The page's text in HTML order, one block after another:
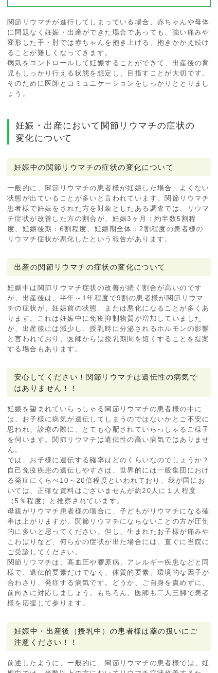
関節リウマチが進行してしまっている場合、赤ちゃんや母体
に問題なく妊娠・出産ができた場合であっても、強い痛みや
変形した手・肘では赤ちゃんを抱き上げる、抱きかかえ続け
ることが難しくなってきます。
病気をコントロールして妊娠することができて、出産後の育
児もしっかり行える状態を想定し、目指すことが大切です。
そのために医師とコミュニケーションをしっかりととりまし
ょう。
妊娠・出産において関節リウマチの症状の
変化について
妊娠中の関節リウマチの症状の変化について
一般的に、関節リウマチの患者様が妊娠した場合、よくない
状態が出ていることが多いと言われています。関節リウマチ
患者様で妊娠をされた方を対象としたある調査では、リウマ
チ症状が改善した方の割合が、妊娠3ヶ月：約半数5割程
度、妊娠後期：6割程度、妊娠期全体：2割程度の患者様の
リウマチ症状が悪化したという報告があります。
出産の関節リウマチの症状の変化について
妊娠中は関節リウマチ症状の改善が続く割合が高いのです
が、出産後は、半年～1年程度で9割の患者様が関節リウマ
チの症状が、妊娠前の状態、または悪化になることが多くあ
ります。これは妊娠中に免疫抑制物質が増加していました
が、出産後には減少し、授乳時に分泌されるホルモンの影響
と言われており、医師からは授乳期間を短くすることを提案
する場合もあります。
安心してください！関節リウマチは遺伝性の病気で
はありません！！
妊娠を望まれていらっしゃる関節リウマチの患者様の中に
は、お子様に病気が遺伝してしまうのではないかとご不安に
思われ、診療の際に、とても心配されていらっしゃるご様子
を伺います。関節リウマチは遺伝性の高い病気ではありませ
ん。
では、お子様に遺伝する確率はどのくらいなのでしょうか？
自己免疫疾患の遺伝しやすさは、世界的には一般集団におけ
る発症にくらべ10～20倍程度といわれており、我が国にお
いては、正確な資料はございませんが約20人に１人程度
（5％程度）と推察されています。
母親がリウマチ患者様の場合に、子どもがリウマチになる確
率は上がりますが、関節リウマチにならないことの方が圧倒
的に多いと思ってください。但し、生まれたお子様が痛みや
こわばりなど、何らかの症状が出た場合には、直ぐに当院に
ご受診してください。
関節リウマチは、高血圧や膠原病、アレルギー疾患などと同
様で、遺伝的要素だけでなく、体質的要素、環境的な因子が
合わさり、発症する病気です。どうか、ご自身を責めずに、
前向きに対応しましょう。もちろん、医師も二人三脚で患者
様を応援して参ります。
妊娠中・出産後（授乳中）の患者様は薬の扱いにご
注意ください！！
前述したように、一般的に、関節リウマチの患者様では、妊